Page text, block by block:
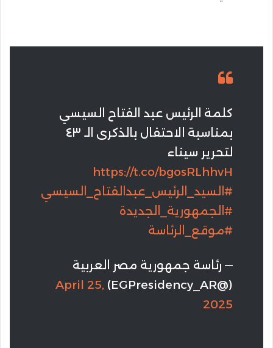
كلمة الرئيس عبد الفتاح السيسي
بمناسبة الاحتفال بالذكرى الـ ٤٣
لتحرير سيناء
https://t.co/bgosRLhhvH
#السيد_الرئيس_عبدالفتاح_السيسي
#الجمهورية_الجديدة
#موقع_الرئاسة
— رئاسة جمهورية مصر العربية
(@EGPresidency_AR)
April 25,
2025